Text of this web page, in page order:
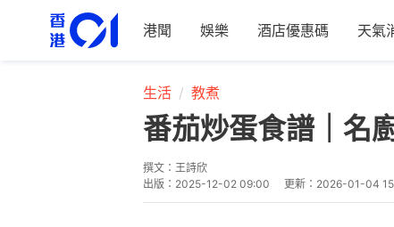
港聞 娛樂 酒店優惠碼 天氣
生活 教煮
番茄炒蛋食譜｜名
撰文： 王詩欣
出版： 2025-12-02 09:00 更新： 2026-01-04